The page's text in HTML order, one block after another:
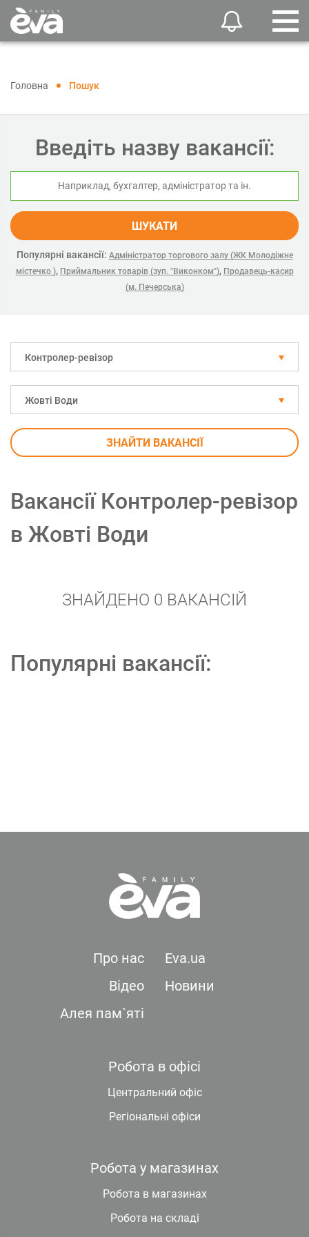
Головна Пошук
Введіть назву вакансії:
ШУКАТИ
Популярні вакансії: Адміністратор торгового залу (ЖК Молодіжне
містечко ), Приймальник товарів (зуп. "Виконком"), Продавець-касир
(м. Печерська)
Контролер-ревізор
Жовті Води
ЗНАЙТИ ВАКАНСІЇ
Вакансії Контролер-ревізор
в Жовті Води
ЗНАЙДЕНО 0 ВАКАНСІЙ
Популярні вакансії:
Про нас
Eva.ua
Відео
Новини
Алея пам`яті
Робота в офісі
Центральний офіс
Регіональні офіси
Робота у магазинах
Робота в магазинах
Робота на складі